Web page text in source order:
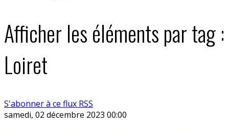
Afficher les éléments par tag :
Loiret
S'abonner à ce flux RSS
samedi, 02 décembre 2023 00:00